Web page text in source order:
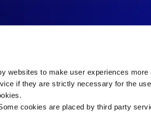
websites to make user experiences more
if they are strictly necessary for the
cookies are placed by third party
Kontaktieren Sie uns jetzt